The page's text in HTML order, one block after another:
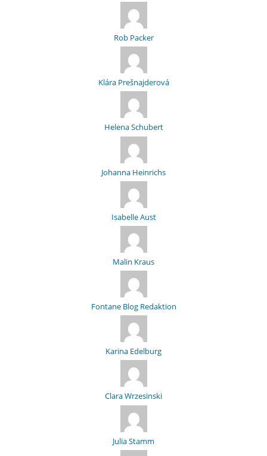
Rob Packer
Klára Prešnajderová
Helena Schubert
Johanna Heinrichs
Isabelle Aust
Malin Kraus
Fontane Blog Redaktion
Karina Edelburg
Clara Wrzesinski
Julia Stamm